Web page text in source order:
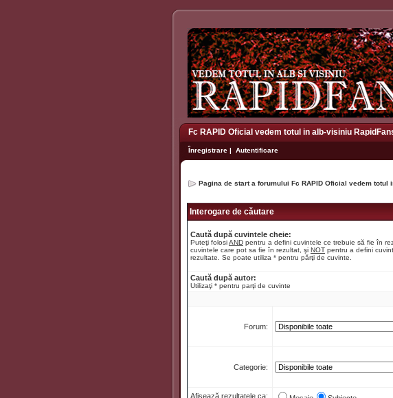
Fc RAPID Oficial vedem totul in alb-visiniu
Înregistrare | Autentificare
Pagina de start a forumului Fc RAPID Oficial vedem totul
Interogare de căutare
Caută după cuvintele cheie:
Puteţi folosiAND pentru a defini cuvintele ce trebuie să fie în
cuvintele care pot sa fie în rezultat, şi NOT pentru a defini
rezultate. Se poate utiliza * pentru părţi de cuvinte.
Caută după autor:
Utilizaţi * pentru parţi de cuvinte
Forum:
Categorie:
Afişează rezultatele ca: